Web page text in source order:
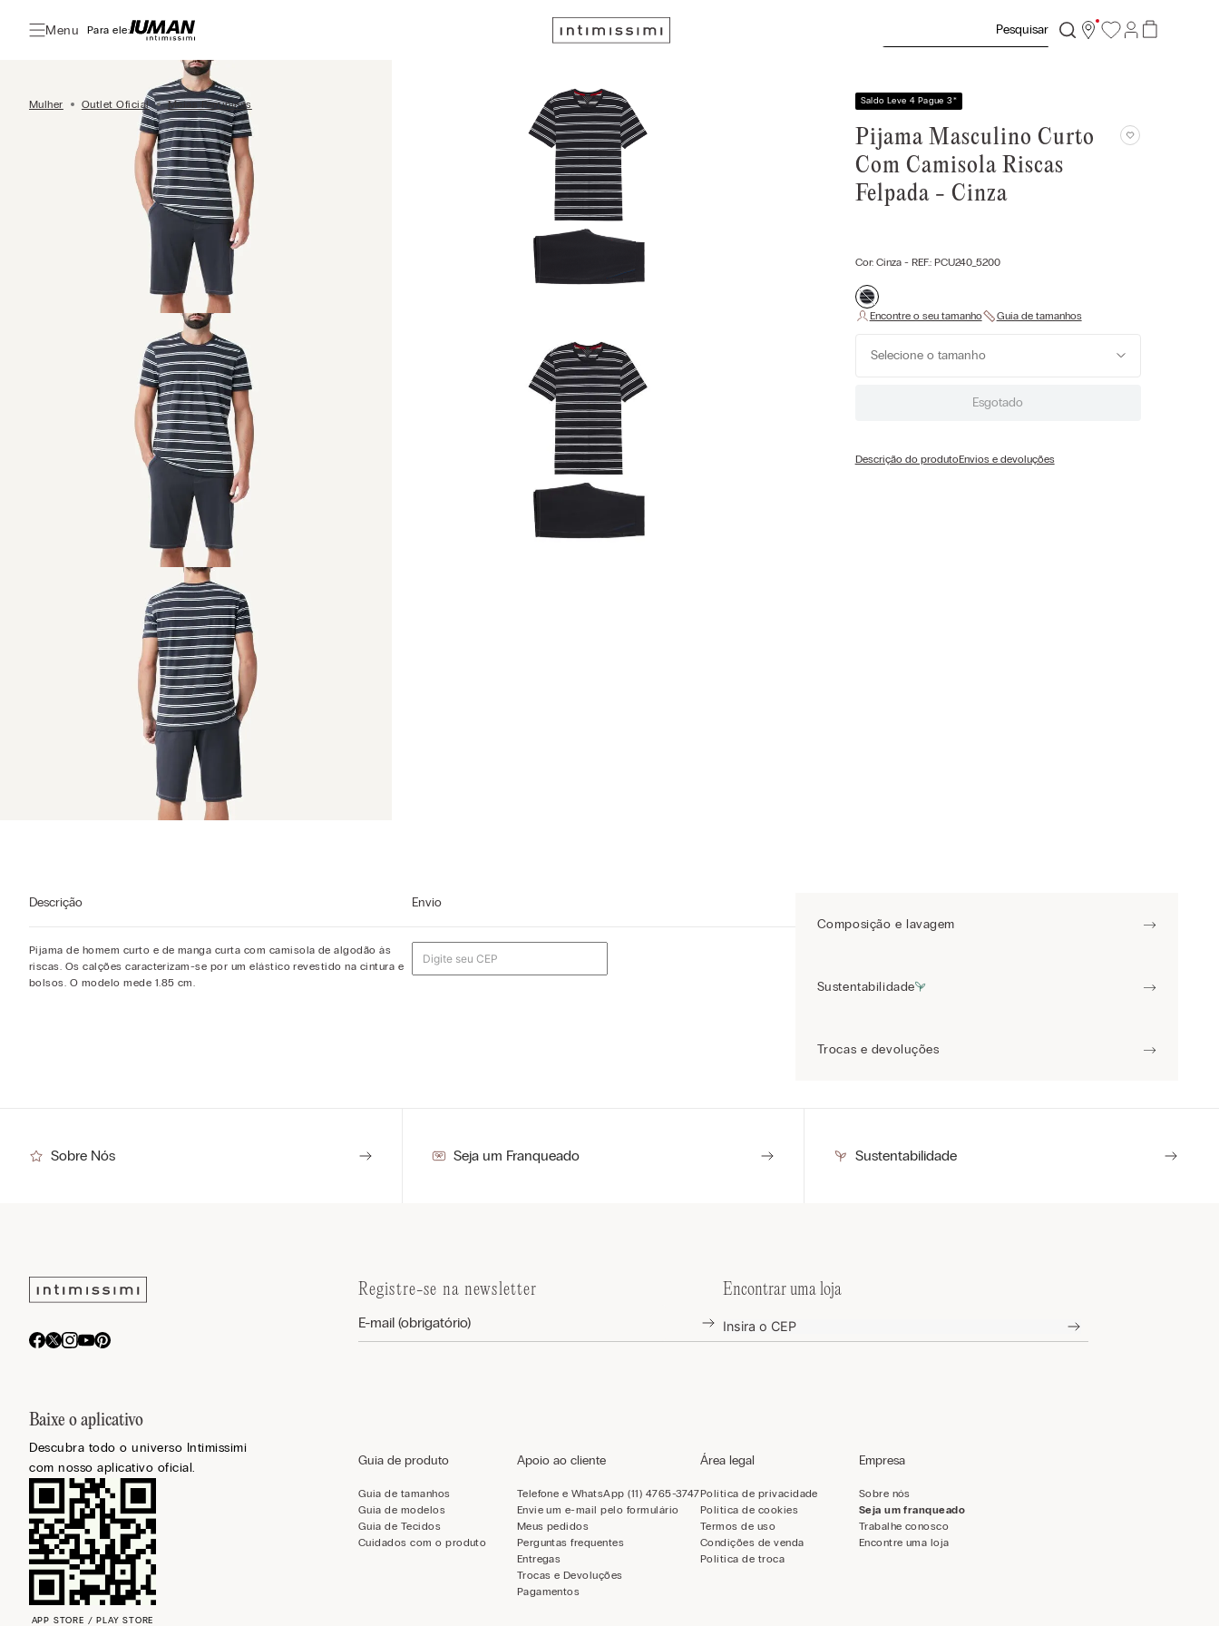
Menu Para ele:
Mulher Outlet Oficial Meias Femininas Saldo Leve 4 Pague 3*
Pijama Masculino Curto
Com Camisola Riscas
Felpada - Cinza
Cor: Cinza- REF.: PCU240_5200
Selecione o tamanho
Esgotado
Descrição do produtoEnvios e devoluções
Descrição
Pijama de homem curto e de manga curta com camisola de algodão às
riscas. Os calções caracterizam-se por um elástico revestido na cintura e
bolsos. O modelo mede 1.85 cm.
Envio
Composição e lavagem
Sustentabilidade
Trocas e devoluções
Sobre Nós Seja um Franqueado Sustentabilidade
Baixe o aplicativo
Descubra todo o universo Intimissimi
com nosso aplicativo oficial.
APP STORE / PLAY STORE
Registre-se na newsletter Encontrar uma loja
Guia de produto
Guia de tamanhos
Guia de modelos
Guia de Tecidos
Cuidados com o produto
Apoio ao cliente
Telefone e WhatsApp (11) 4765-3747
Envie um e-mail pelo formulário
Meus pedidos
Perguntas frequentes
Entregas
Trocas e Devoluções
Pagamentos
Área legal
Política de privacidade
Política de cookies
Termos de uso
Condições de venda
Política de troca
Empresa
Sobre nós
Seja um franqueado
Trabalhe conosco
Encontre uma loja